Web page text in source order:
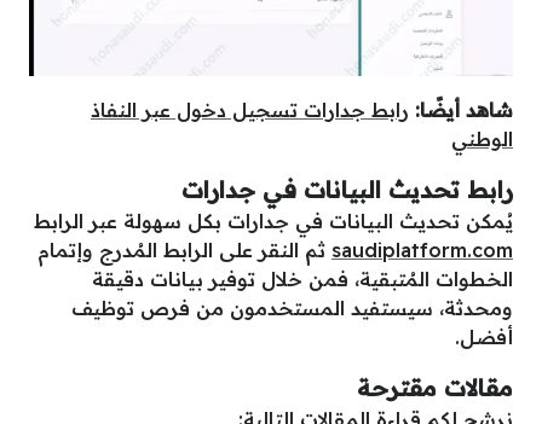
شاهد أيضًا: رابط جدارات تسجيل دخول عبر النفاذ
الوطني
رابط تحديث البيانات في جدارات
يُمكن تحديث البيانات في جدارات بكل سهولة عبر الرابط
saudiplatform.com ثم النقر على الرابط المُدرج وإتمام
الخطوات المُتبقية، فمن خلال توفير بيانات دقيقة
ومحدثة، سيستفيد المستخدمون من فرص توظيف
أفضل.
مقالات مقترحة
نرشح لكم قراءة المقالات التالية: